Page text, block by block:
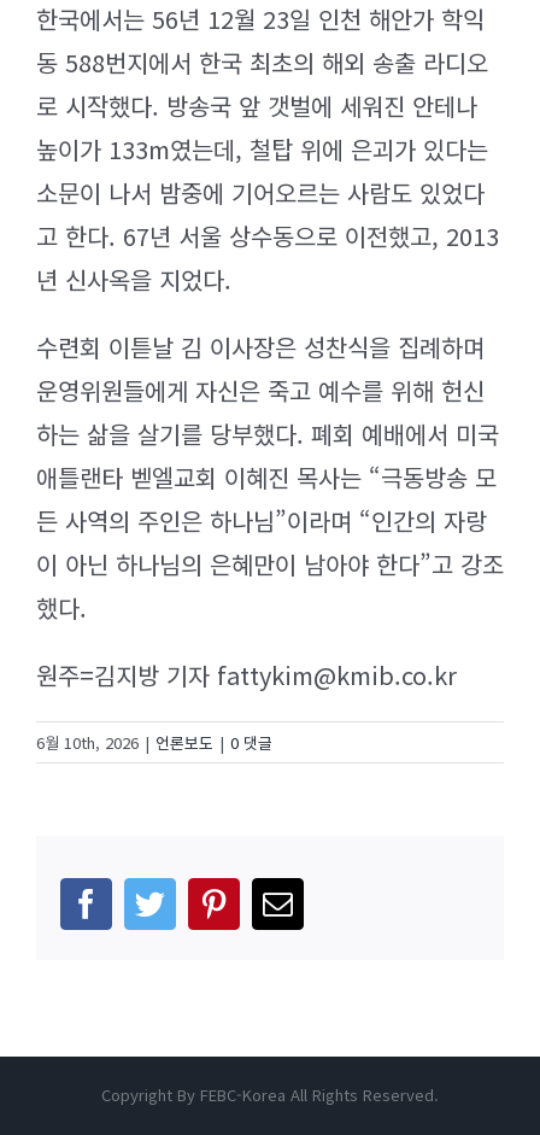
한국에서는 56년 12월 23일 인천 해안가 학익
동 588번지에서 한국 최초의 해외 송출 라디오
로 시작했다. 방송국 앞 갯벌에 세워진 안테나
높이가 133m였는데, 철탑 위에 은괴가 있다는
소문이 나서 밤중에 기어오르는 사람도 있었다
고 한다. 67년 서울 상수동으로 이전했고, 2013
년 신사옥을 지었다.
수련회 이튿날 김 이사장은 성찬식을 집례하며
운영위원들에게 자신은 죽고 예수를 위해 헌신
하는 삶을 살기를 당부했다. 폐회 예배에서 미국
애틀랜타 벧엘교회 이혜진 목사는 “극동방송 모
든 사역의 주인은 하나님”이라며 “인간의 자랑
이 아닌 하나님의 은혜만이 남아야 한다”고 강조
했다.
원주=김지방 기자 fattykim@kmib.co.kr
6월 10th, 2026 | 언론보도 | 0 댓글
facebook
twitter pinterest
이
메
Copyright By FEBC-Korea All Rights Reserved.